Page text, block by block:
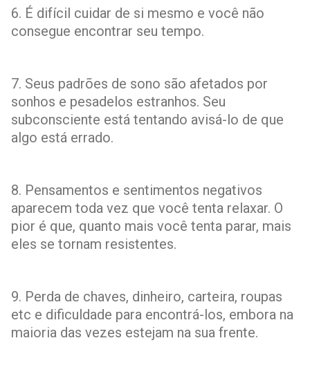
6. É difícil cuidar de si mesmo e você não
consegue encontrar seu tempo.
7. Seus padrões de sono são afetados por
sonhos e pesadelos estranhos. Seu
subconsciente está tentando avisá-lo de que
algo está errado.
8. Pensamentos e sentimentos negativos
aparecem toda vez que você tenta relaxar. O
pior é que, quanto mais você tenta parar, mais
eles se tornam resistentes.
9. Perda de chaves, dinheiro, carteira, roupas
etc e dificuldade para encontrá-los, embora na
maioria das vezes estejam na sua frente.